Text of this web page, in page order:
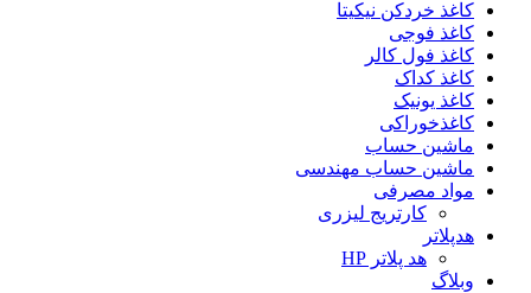
کاغذ خردکن نیکیتا
کاغذ فوجی
کاغذ فول کالر
کاغذ کداک
کاغذ یونیک
کاغذخوراکی
ماشین حساب
ماشین حساب مهندسی
مواد مصرفی
کارتریج لیزری
هدپلاتر
هد پلاتر HP
وبلاگ